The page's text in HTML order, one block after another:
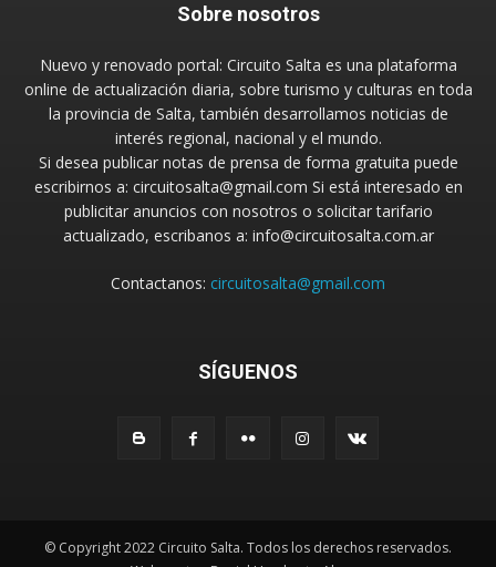
Sobre nosotros
Nuevo y renovado portal: Circuito Salta es una plataforma
online de actualización diaria, sobre turismo y culturas en toda
la provincia de Salta, también desarrollamos noticias de
interés regional, nacional y el mundo.
Si desea publicar notas de prensa de forma gratuita puede
escribirnos a: circuitosalta@gmail.com Si está interesado en
publicitar anuncios con nosotros o solicitar tarifario
actualizado, escribanos a: info@circuitosalta.com.ar
Contactanos: circuitosalta@gmail.com
SÍGUENOS
© Copyright 2022 Circuito Salta. Todos los derechos reservados.